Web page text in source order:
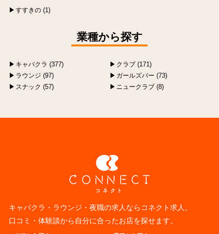
すすきの (1)
業種から探す
キャバクラ (377)
クラブ (171)
ラウンジ (97)
ガールズバー (73)
スナック (57)
ニュークラブ (8)
キャバクラ・ラウンジ・夜職の求人ならコネクト求人。
口コミ・体験談から自分に合ったお店を探せます。